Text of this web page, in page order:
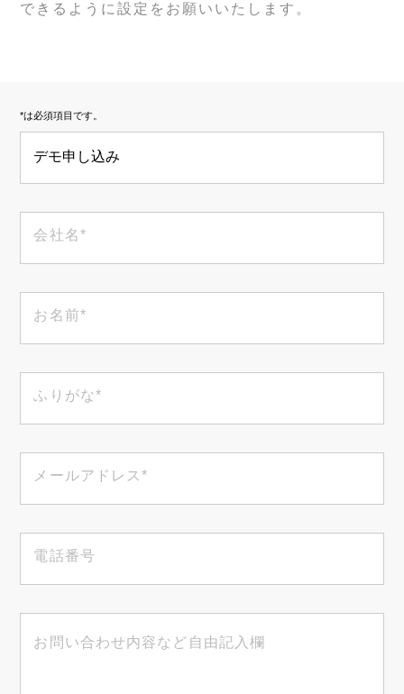
採用情報
デモ申し込み
資料ダウンロード
CONTACT
できるように設定をお願いいたします。
*は必須項目です。